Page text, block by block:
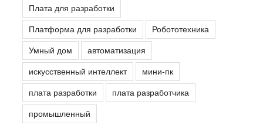
Плата для разработки
Платформа для разработки
Робототехника
Умный дом
автоматизация
искусственный интеллект
мини-пк
плата разработки
плата разработчика
промышленный